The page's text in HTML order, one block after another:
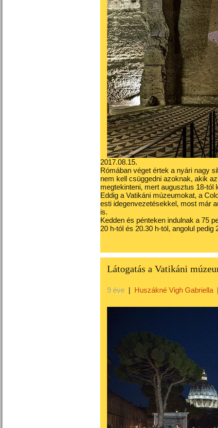
2017.08.15.
Rómában véget értek a nyári nagy
nem kell csüggedni azoknak, akik
megtekinteni, mert augusztus 18-tól
Eddig a Vatikáni múzeumokat, a
esti idegenvezetésekkel, most már
is.
Kedden és pénteken indulnak a 75
20 h-tól és 20.30 h-tól, angolul pedig
Látogatás a Vatikáni
9 éve | Huszákné Vigh Gabriella